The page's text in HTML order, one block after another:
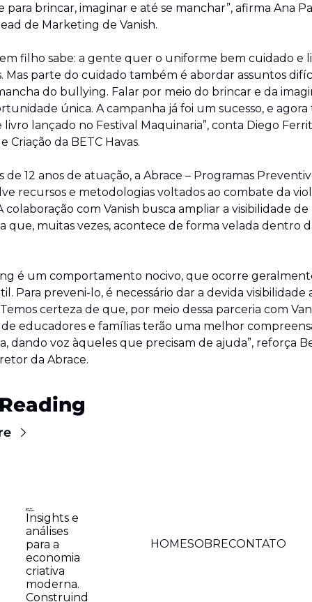
para brincar, imaginar e até se manchar”, afirma Ana
de Marketing de Vanish.
filho sabe: a gente quer o uniforme bem cuidado e
Mas parte do cuidado também é abordar assuntos
do bullying. Falar por meio do brincar e da
única. A campanha já foi um sucesso, e agora
livro lançado no Festival Maquinaria”, conta Diego
Criação da BETC Havas.
de 12 anos de atuação, a Abrace – Programas
recursos e metodologias voltados ao combate da
colaboração com Vanish busca ampliar a visibilidade
que, muitas vezes, acontece de forma velada dentro
é um comportamento nocivo, que ocorre
Para preveni-lo, é necessário dar a devida visibilidade
certeza de que, por meio dessa parceria com
educadores e famílias terão uma melhor
dando voz àqueles que precisam de ajuda”, reforça
da Abrace.
Insights e
análises
para a
economia
criativa
moderna.
Construind
HOMESOBRECONTATO